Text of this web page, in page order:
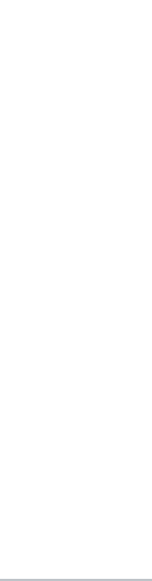
y decoración.